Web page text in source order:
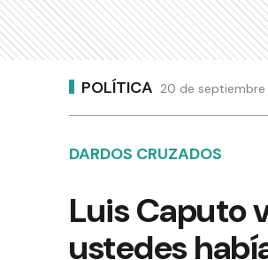
POLÍTICA 20 de septiembre
DARDOS CRUZADOS
Luis Caputo
ustedes